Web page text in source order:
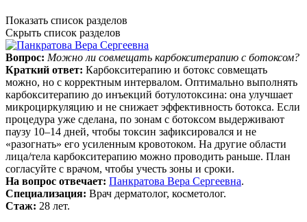
Показать список разделов
Скрыть список разделов
Вопрос: Можно ли совмещать карбокситерапию с ботоксом?
Краткий ответ: Карбокситерапию и ботокс совмещать
можно, но с корректным интервалом. Оптимально выполнять
карбокситерапию до инъекций ботулотоксина: она улучшает
микроциркуляцию и не снижает эффективность ботокса. Если
процедура уже сделана, по зонам с ботоксом выдерживают
паузу 10–14 дней, чтобы токсин зафиксировался и не
«разогнать» его усиленным кровотоком. На другие области
лица/тела карбокситерапию можно проводить раньше. План
согласуйте с врачом, чтобы учесть зоны и сроки.
На вопрос отвечает: Панкратова Вера Сергеевна.
Специализация: Врач дерматолог, косметолог.
Стаж: 28 лет.